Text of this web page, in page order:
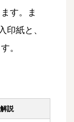
す。ま
印紙と、
。
解説